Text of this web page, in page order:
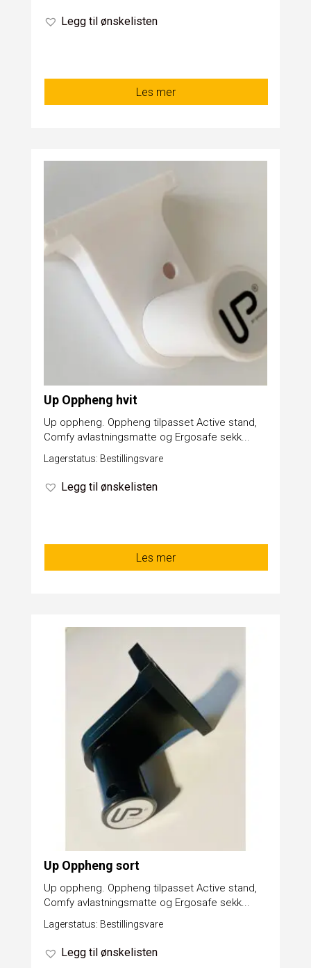
Legg til ønskelisten
Les mer
Up Oppheng hvit
Up oppheng. Oppheng tilpasset Active stand,
Comfy avlastningsmatte og Ergosafe sekk...
Lagerstatus: Bestillingsvare
Legg til ønskelisten
Les mer
Up Oppheng sort
Up oppheng. Oppheng tilpasset Active stand,
Comfy avlastningsmatte og Ergosafe sekk...
Lagerstatus: Bestillingsvare
Legg til ønskelisten